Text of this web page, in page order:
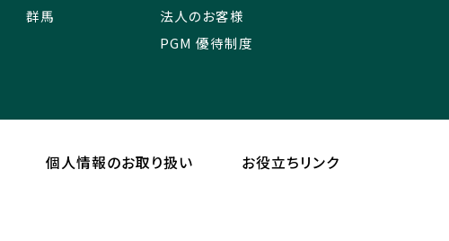
群馬
法人のお客様
PGM 優待制度
個人情報のお取り扱い お役立ちリンク